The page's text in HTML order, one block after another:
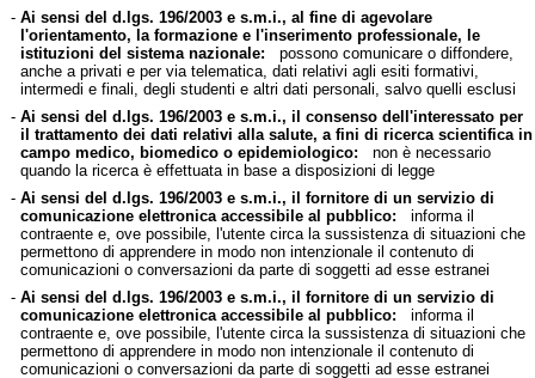
- Ai sensi del d.lgs. 196/2003 e s.m.i., al fine di agevolare
l'orientamento, la formazione e l'inserimento professionale, le
istituzioni del sistema nazionale: possono comunicare o diffondere,
anche a privati e per via telematica, dati relativi agli esiti formativi,
intermedi e finali, degli studenti e altri dati personali, salvo quelli esclusi
- Ai sensi del d.lgs. 196/2003 e s.m.i., il consenso dell'interessato per
il trattamento dei dati relativi alla salute, a fini di ricerca scientifica in
campo medico, biomedico o epidemiologico: non è necessario
quando la ricerca è effettuata in base a disposizioni di legge
- Ai sensi del d.lgs. 196/2003 e s.m.i., il fornitore di un servizio di
comunicazione elettronica accessibile al pubblico: informa il
contraente e, ove possibile, l'utente circa la sussistenza di situazioni che
permettono di apprendere in modo non intenzionale il contenuto di
comunicazioni o conversazioni da parte di soggetti ad esse estranei
- Ai sensi del d.lgs. 196/2003 e s.m.i., il fornitore di un servizio di
comunicazione elettronica accessibile al pubblico: informa il
contraente e, ove possibile, l'utente circa la sussistenza di situazioni che
permettono di apprendere in modo non intenzionale il contenuto di
comunicazioni o conversazioni da parte di soggetti ad esse estranei